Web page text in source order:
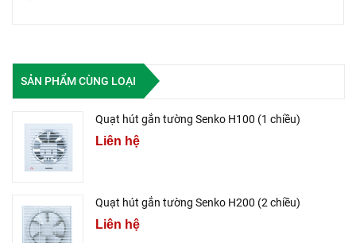
SẢN PHẨM CÙNG LOẠI
Quạt hút gắn tường Senko H100 (1 chiều)
Liên hệ
Quạt hút gắn tường Senko H200 (2 chiều)
Liên hệ